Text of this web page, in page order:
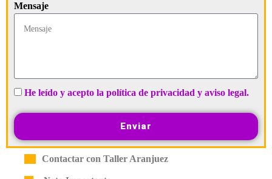
Mensaje
He leído y acepto la política de privacidad y aviso legal.
Enviar
Contactar con Taller Aranjuez